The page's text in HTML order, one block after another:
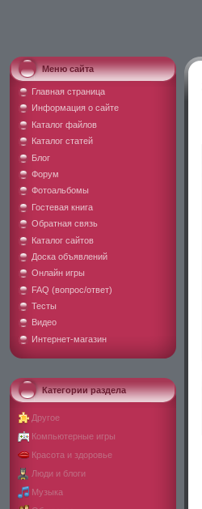
Меню сайта
Главная страница
Информация о сайте
Каталог файлов
Каталог статей
Блог
Форум
Фотоальбомы
Гостевая книга
Обратная связь
Каталог сайтов
Доска объявлений
Онлайн игры
FAQ (вопрос/ответ)
Тесты
Видео
Интернет-магазин
Категории раздела
Другое
Компьютерные игры
Красота и здоровье
Люди и блоги
Музыка